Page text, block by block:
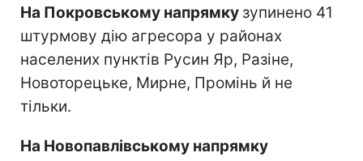
На Покровському напрямку зупинено 41
штурмову дію агресора у районах
населених пунктів Русин Яр, Разіне,
Новоторецьке, Мирне, Промінь й не
тільки.
На Новопавлівському напрямку